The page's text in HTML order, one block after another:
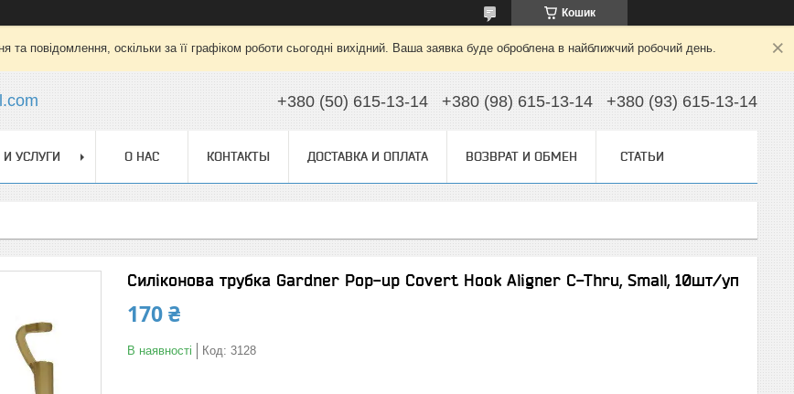
Кошик
повідомлення, оскільки за її графіком роботи сьогодні вихідний. Ваша заявка буде оброблена в найближчий робочий день.
+380 (50) 615-13-14 +380 (98) 615-13-14 +380 (93) 615-13-14
УСЛУГИ О НАС КОНТАКТЫ ДОСТАВКА И ОПЛАТА ВОЗВРАТ И ОБМЕН СТАТЬИ
Силіконова трубка Gardner Pop-up Covert Hook Aligner C-Thru, Small, 10шт/уп
170 ₴
В наявності Код: 3128